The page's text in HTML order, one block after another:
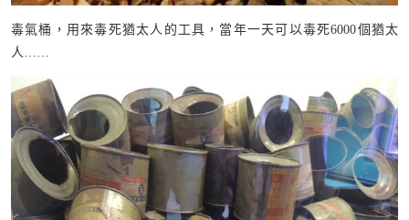
毒氣桶，用來毒死猶太人的工具，當年一天可以毒死6000個猶太
人……